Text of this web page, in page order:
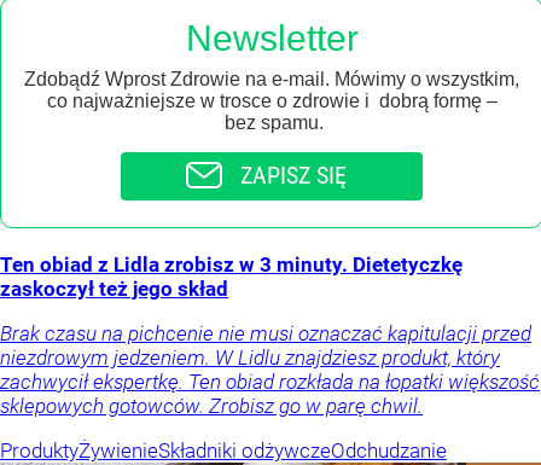
Newsletter
Zdobądź Wprost Zdrowie na e-mail. Mówimy o wszystkim,
co najważniejsze w trosce o zdrowie i dobrą formę –
bez spamu.
ZAPISZ SIĘ
Ten obiad z Lidla zrobisz w 3 minuty. Dietetyczkę
zaskoczył też jego skład
Brak czasu na pichcenie nie musi oznaczać kapitulacji przed
niezdrowym jedzeniem. W Lidlu znajdziesz produkt, który
zachwycił ekspertkę. Ten obiad rozkłada na łopatki większość
sklepowych gotowców. Zrobisz go w parę chwil.
ProduktyŻywienieSkładniki odżywczeOdchudzanie